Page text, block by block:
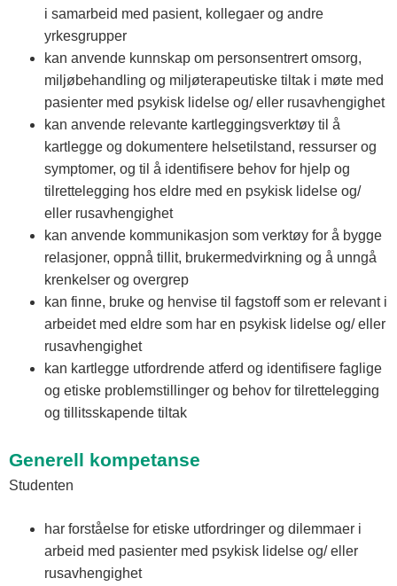
i samarbeid med pasient, kollegaer og andre
yrkesgrupper
kan anvende kunnskap om personsentrert omsorg,
miljøbehandling og miljøterapeutiske tiltak i møte med
pasienter med psykisk lidelse og/ eller rusavhengighet
kan anvende relevante kartleggingsverktøy til å
kartlegge og dokumentere helsetilstand, ressurser og
symptomer, og til å identifisere behov for hjelp og
tilrettelegging hos eldre med en psykisk lidelse og/
eller rusavhengighet
kan anvende kommunikasjon som verktøy for å bygge
relasjoner, oppnå tillit, brukermedvirkning og å unngå
krenkelser og overgrep
kan finne, bruke og henvise til fagstoff som er relevant i
arbeidet med eldre som har en psykisk lidelse og/ eller
rusavhengighet
kan kartlegge utfordrende atferd og identifisere faglige
og etiske problemstillinger og behov for tilrettelegging
og tillitsskapende tiltak
Generell kompetanse
Studenten
har forståelse for etiske utfordringer og dilemmaer i
arbeid med pasienter med psykisk lidelse og/ eller
rusavhengighet